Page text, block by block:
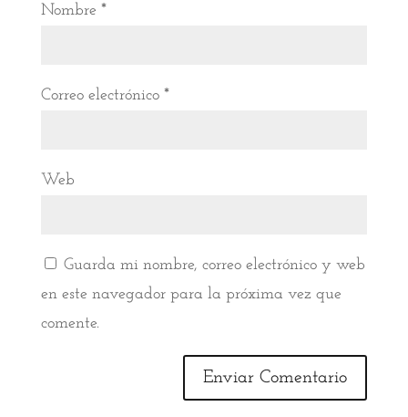
Nombre *
Correo electrónico *
Web
Guarda mi nombre, correo electrónico y web
en este navegador para la próxima vez que
comente.